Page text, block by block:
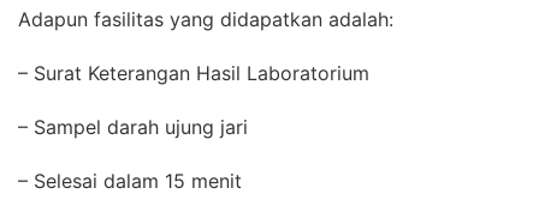
Adapun fasilitas yang didapatkan adalah:
– Surat Keterangan Hasil Laboratorium
– Sampel darah ujung jari
– Selesai dalam 15 menit